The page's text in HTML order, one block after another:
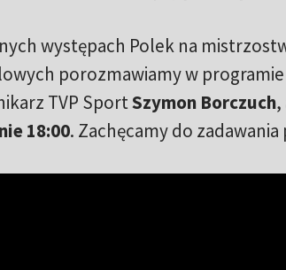
występach Polek na
porozmawiamy w
TVP SportSzymon Borczuch,
18:00. Zachęcamy do zadawania